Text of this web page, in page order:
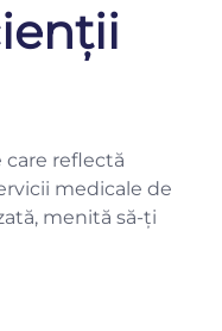
care reflectă
medicale de
menită să-ți